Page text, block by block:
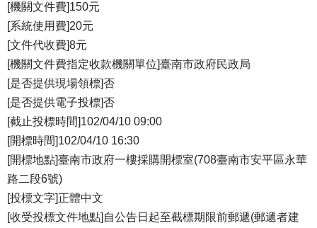
[機關文件費]150元
[系統使用費]20元
[文件代收費]8元
[機關文件費指定收款機關單位]臺南市政府民政局
[是否提供現場領標]否
[是否提供電子投標]否
[截止投標時間]102/04/10 09:00
[開標時間]102/04/10 16:30
[開標地點]臺南市政府一樓採購開標室(708臺南市安平區永華
路二段6號)
[投標文字]正體中文
[收受投標文件地點]自公告日起至截標期限前郵遞(郵遞者建